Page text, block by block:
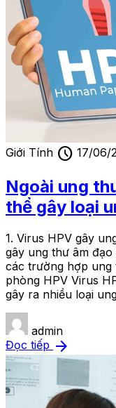
Giới Tính schedule 17/06/
Ngoài ung
thể gây loại
1. Virus HPV gây
gây ung thư âm
các trường hợp ung
phòng HPV Virus
gây ra nhiều loại
admin
Đọc tiếp arrow_forward